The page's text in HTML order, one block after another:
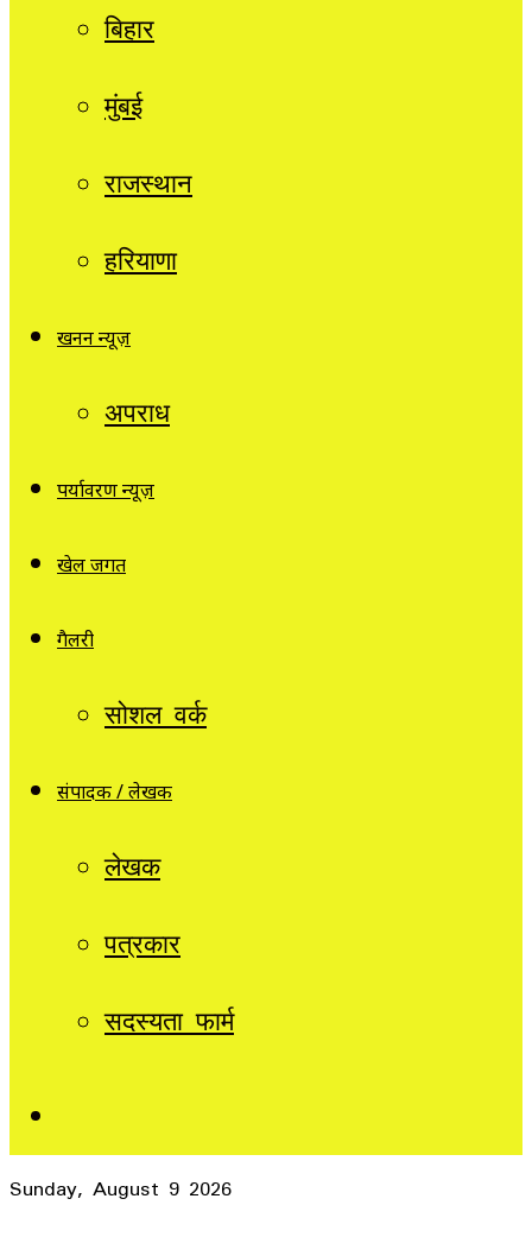
बिहार
मुंबई
राजस्थान
हरियाणा
खनन न्यूज़
अपराध
पर्यावरण न्यूज़
खेल जगत
गैलरी
सोशल वर्क
संपादक / लेखक
लेखक
पत्रकार
सदस्यता फार्म
Sunday, August 9 2026